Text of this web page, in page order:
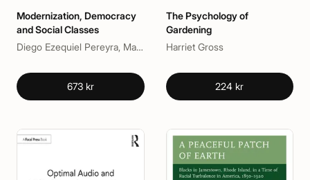
Modernization, Democracy
and Social Classes
Diego Ezequiel Pereyra, Martín Unzué
673 kr
The Psychology of
Gardening
Harriet Gross
224 kr